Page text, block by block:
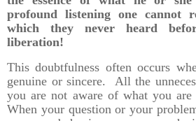
profound listening one cannot
which they never heard
liberation!
This doubtfulness often occurs
genuine or sincere. All the
you are not aware of what you
When your question or your